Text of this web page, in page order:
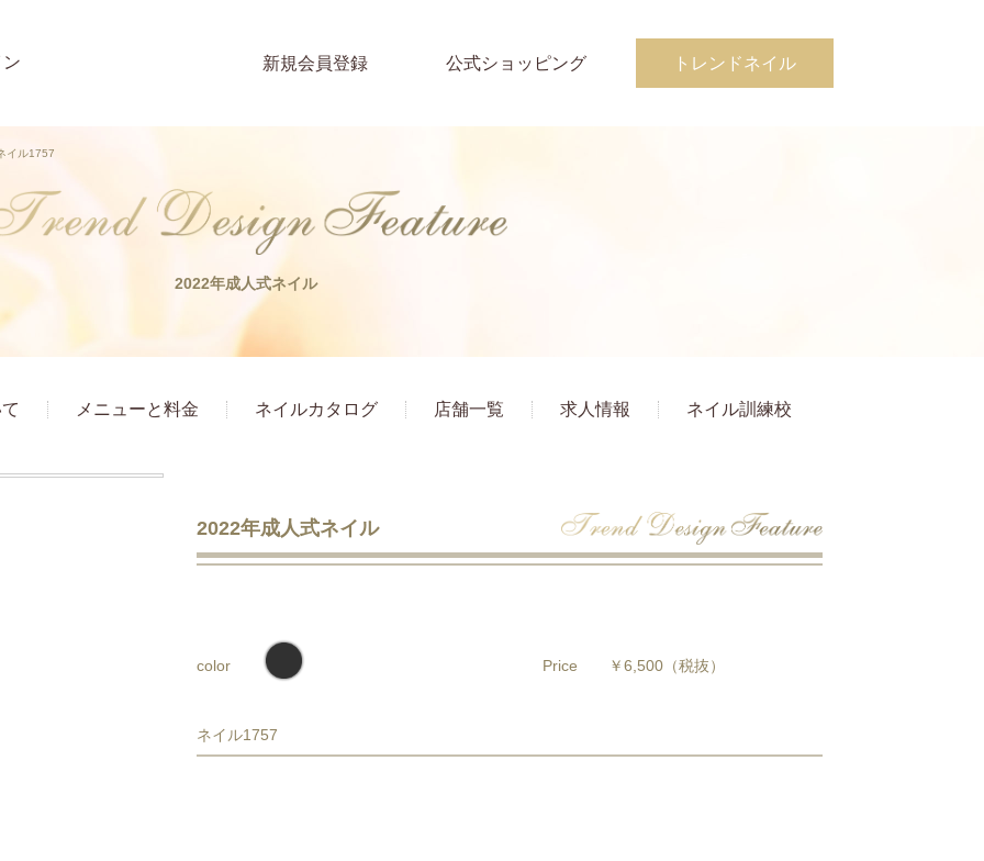
新規会員登録 公式ショッピング トレンドネイル
イル1757
2022年成人式ネイル
メニューと料金 ネイルカタログ 店舗一覧 求人情報 ネイル訓練校
2022年成人式ネイル
color Price ￥6,500 （税抜）
ネイル1757